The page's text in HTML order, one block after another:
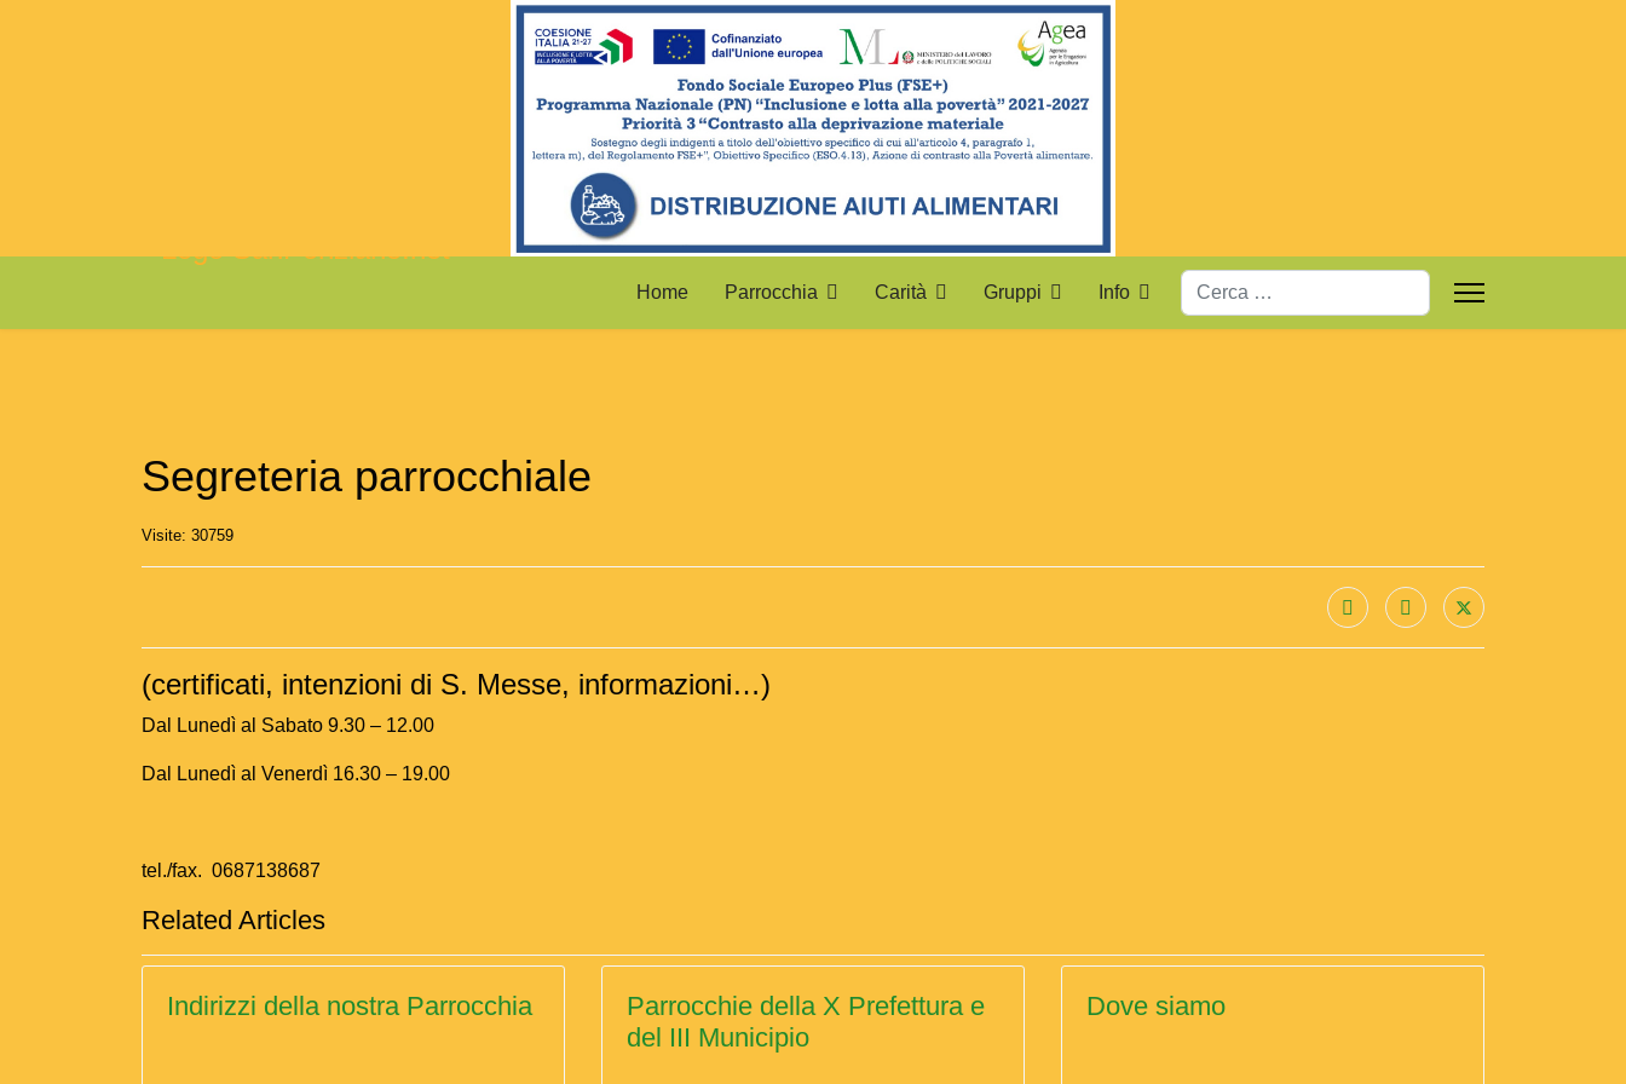
Home Parrocchia Carità Gruppi Info Cerca
Segreteria parrocchiale
Visite: 30759
(certificati, intenzioni di S. Messe, informazioni…)
Dal Lunedì al Sabato 9.30 – 12.00
Dal Lunedì al Venerdì 16.30 – 19.00
tel./fax. 0687138687
Related Articles
Indirizzi della nostra Parrocchia
Parrocchie della X Prefettura e
del III Municipio
Dove siamo